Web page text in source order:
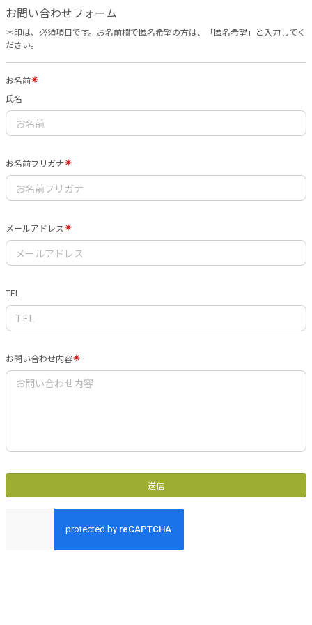
お問い合わせフォーム
＊印は、必須項目です。お名前欄で匿名希望の方は、「匿名希望」と入力してく
ださい。
お名前
氏名
お名前フリガナ
メールアドレス
TEL
お問い合わせ内容
送信